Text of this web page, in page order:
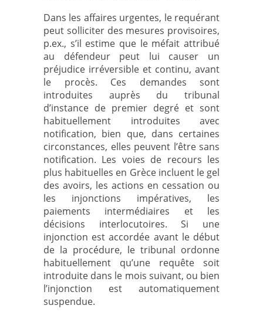
Dans les affaires urgentes, le requérant
peut solliciter des mesures provisoires,
p.ex., s’il estime que le méfait attribué
au défendeur peut lui causer un
préjudice irréversible et continu, avant
le procès. Ces demandes sont
introduites auprès du tribunal
d’instance de premier degré et sont
habituellement introduites avec
notification, bien que, dans certaines
circonstances, elles peuvent l’être sans
notification. Les voies de recours les
plus habituelles en Grèce incluent le gel
des avoirs, les actions en cessation ou
les injonctions impératives, les
paiements intermédiaires et les
décisions interlocutoires. Si une
injonction est accordée avant le début
de la procédure, le tribunal ordonne
habituellement qu’une requête soit
introduite dans le mois suivant, ou bien
l’injonction est automatiquement
suspendue.